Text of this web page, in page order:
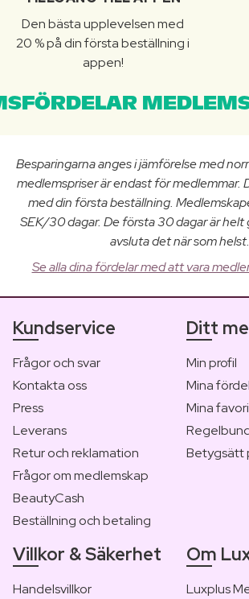
Den bästa upplevelsen med
20 % på din första beställning i
appen!
Besparingarna anges i jämförelse med
medlemspriser är endast för medlemmar.
med din första beställning.
SEK/30 dagar. De första 30 dagar är helt
avsluta det när som helst.
Se alla dina fördelar med att vara
Kundservice
Frågor och svar
Kontakta oss
Press
Leverans
Retur och reklamation
Frågor om medlemskap
BeautyCash
Beställning och betaling
Ditt
Min profil
Mina
Mina
Betygsätt
Villkor & Säkerhet
Handelsvillkor
Om
Luxplus